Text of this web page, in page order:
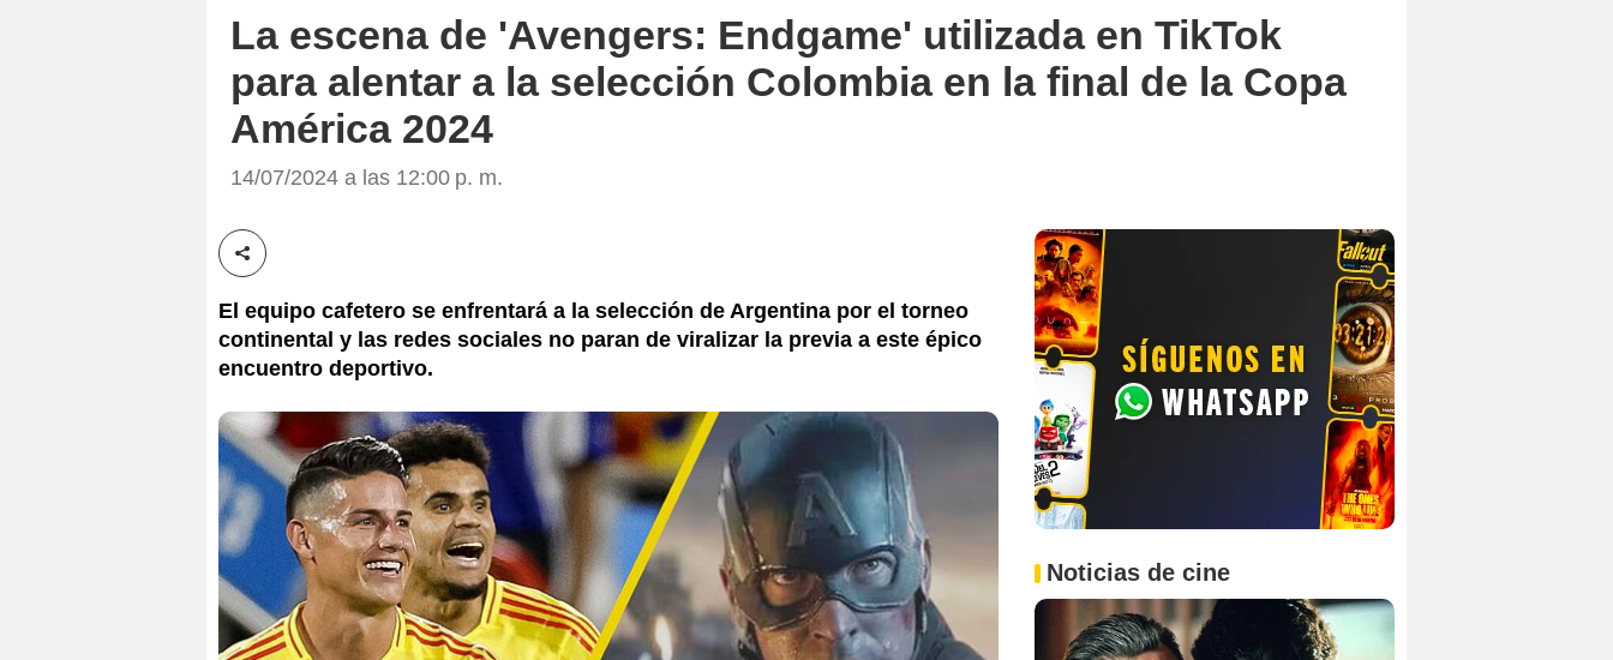
La escena de 'Avengers: Endgame' utilizada en TikTok
para alentar a la selección Colombia en la final de la Copa
América 2024
14/07/2024 a las 12:00 p. m.
Compartir esta noticia
El equipo cafetero se enfrentará a la selección de Argentina por el torneo
continental y las redes sociales no paran de viralizar la previa a este épico
encuentro deportivo.
Noticias de cine